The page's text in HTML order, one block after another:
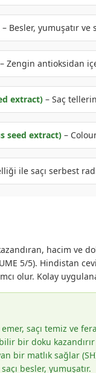
– Besler, yumuşatır ve
– Zengin antioksidan
extract) – Saç
seed extract) –
ile saçı serbest
hacim
5/5). Hindistan
olur. Kolay
saçı temiz ve
bir doku kazandırır
bir matlık sağlar
besler, yumuşatır.